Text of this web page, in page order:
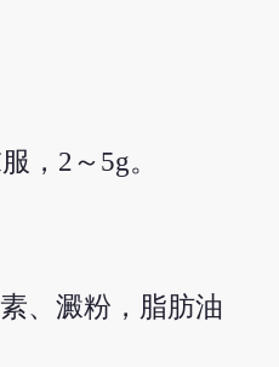
，2～5g。
、澱粉，脂肪油